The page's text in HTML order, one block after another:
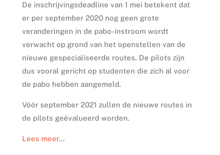
De inschrijvingsdeadline van 1 mei betekent dat
er per september 2020 nog geen grote
veranderingen in de pabo-instroom wordt
verwacht op grond van het openstellen van de
nieuwe gespecialiseerde routes. De pilots zijn
dus vooral gericht op studenten die zich al voor
de pabo hebben aangemeld.
Vóór september 2021 zullen de nieuwe routes in
de pilots geëvalueerd worden.
Lees meer…